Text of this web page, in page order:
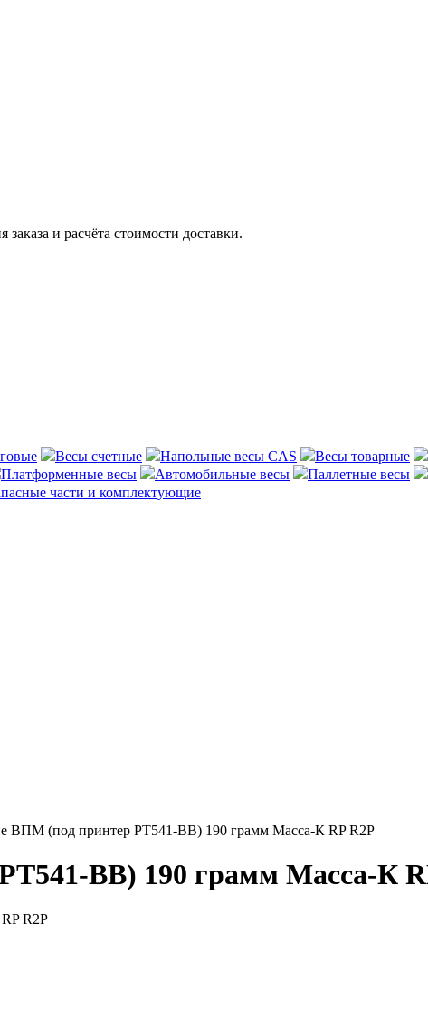
и расчёта стоимости доставки.
Весы счетные Напольные весы CAS Весы товарные
Платформенные весы Автомобильные весы Паллетные весы
части и комплектующие
ВПМ (под принтер РТ541-BB) 190 грамм Масса-К RP R2P
BB) 190 грамм Масса-К